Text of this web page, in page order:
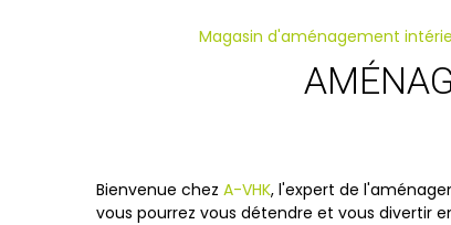
Magasin d'aménagement
Bienvenue chez A-VHK, l'expert de
vous pourrez vous détendre et vous divertir